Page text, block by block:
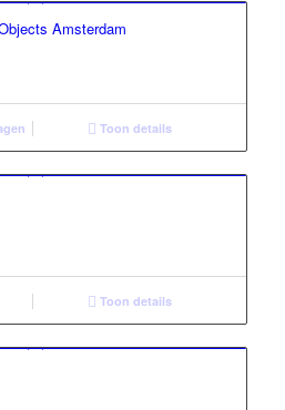
Amsterdam
Toon details
Toon details